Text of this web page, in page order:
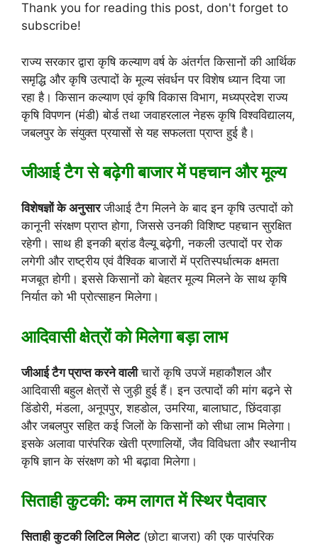
Thank you for reading this post, don't forget to
subscribe!
राज्य सरकार द्वारा कृषि कल्याण वर्ष के अंतर्गत किसानों की आर्थिक
समृद्धि और कृषि उत्पादों के मूल्य संवर्धन पर विशेष ध्यान दिया जा
रहा है। किसान कल्याण एवं कृषि विकास विभाग, मध्यप्रदेश राज्य
कृषि विपणन (मंडी) बोर्ड तथा जवाहरलाल नेहरू कृषि विश्वविद्यालय,
जबलपुर के संयुक्त प्रयासों से यह सफलता प्राप्त हुई है।
जीआई टैग से बढ़ेगी बाजार में पहचान और मूल्य
विशेषज्ञों के अनुसारजीआई टैग मिलने के बाद इन कृषि उत्पादों को
कानूनी संरक्षण प्राप्त होगा, जिससे उनकी विशिष्ट पहचान सुरक्षित
रहेगी। साथ ही इनकी ब्रांड वैल्यू बढ़ेगी, नकली उत्पादों पर रोक
लगेगी और राष्ट्रीय एवं वैश्विक बाजारों में प्रतिस्पर्धात्मक क्षमता
मजबूत होगी। इससे किसानों को बेहतर मूल्य मिलने के साथ कृषि
निर्यात को भी प्रोत्साहन मिलेगा।
आदिवासी क्षेत्रों को मिलेगा बड़ा लाभ
जीआई टैग प्राप्त करने वालीचारों कृषि उपजें महाकौशल और
आदिवासी बहुल क्षेत्रों से जुड़ी हुई हैं। इन उत्पादों की मांग बढ़ने से
डिंडोरी, मंडला, अनूपपुर, शहडोल, उमरिया, बालाघाट, छिंदवाड़ा
और जबलपुर सहित कई जिलों के किसानों को सीधा लाभ मिलेगा।
इसके अलावा पारंपरिक खेती प्रणालियों, जैव विविधता और स्थानीय
कृषि ज्ञान के संरक्षण को भी बढ़ावा मिलेगा।
सिताही कुटकी: कम लागत में स्थिर पैदावार
सिताही कुटकी लिटिल मिलेट(छोटा बाजरा) की एक पारंपरिक